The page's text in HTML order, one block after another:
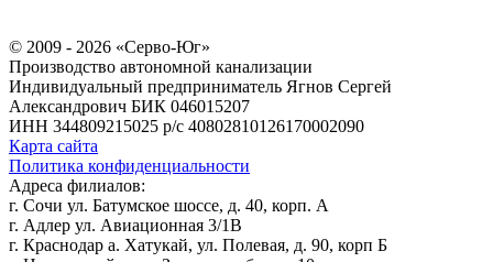
© 2009 - 2026 «Серво-Юг»
Производство автономной канализации
Индивидуальный предприниматель Ягнов Сергей
Александрович БИК 046015207
ИНН 344809215025 р/с 40802810126170002090
Карта сайта
Политика конфиденциальности
Адреса филиалов:
г. Сочи ул. Батумское шоссе, д. 40, корп. А
г. Адлер ул. Авиационная 3/1В
г. Краснодар а. Хатукай, ул. Полевая, д. 90, корп Б